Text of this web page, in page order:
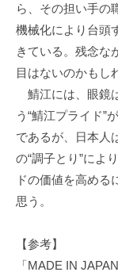
ら、その担い手の
機械化により台頭
きている。残念な
目はないのかもし
鯖江には、眼鏡
う“鯖江プライド”
であるが、日本人
の“調子とり”によ
ドの価値を高める
思う。
【参考】
「MADE IN